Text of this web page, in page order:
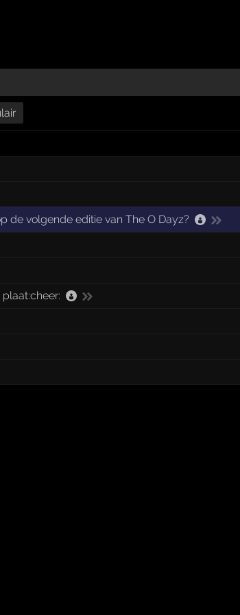
de volgende editie van The O Dayz?